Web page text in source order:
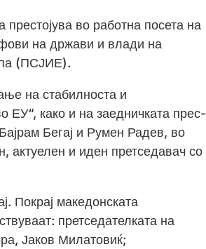
во работна посета на
на држави и влади на
(ПСЈИЕ).
на стабилноста и
ЕУ“, како и на заедничката прес-
Бегај и Румен Радев, во
актуелен и иден претседавач со
Покрај македонската
претседателката на
Јаков Милатовиќ;